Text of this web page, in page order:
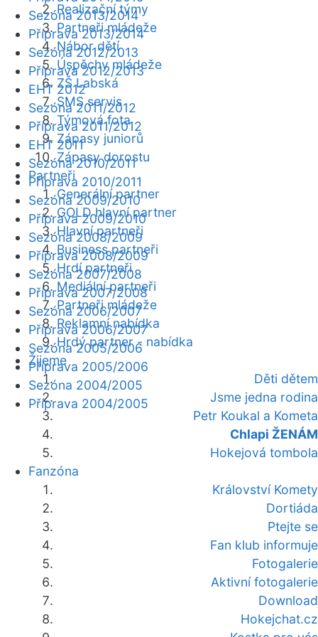
Realizační týmy
Partneři mládeže
Nábor dětí
Úspěchy mládeže
ZŠ Labská
SMS servis
Týmová fota
Zápasy juniorů
Zápasy dorostu
Partneři
Generální partner
GOLD hlavní partner
Hlavní partneři
Business partneři
Hrdí partneři
Mediální partneři
Partneři mládeže
Reklamní nabídka
Hrdý partner - nabídka
Žijeme
Děti dětem
Jsme jedna rodina
Petr Koukal a Kometa
Chlapi ŽENÁM
Hokejová tombola
Fanzóna
Království Komety
Dortiáda
Ptejte se
Fan klub informuje
Fotogalerie
Aktivní fotogalerie
Download
Hokejchat.cz
Sezóna 2013/2014
Příprava 2013/2014
Sezóna 2012/2013
Příprava 2012/2013
EHT 2012
Sezóna 2011/2012
Příprava 2011/2012
EHT 2011
Sezóna 2010/2011
Příprava 2010/2011
Sezóna 2009/2010
Příprava 2009/2010
Sezóna 2008/2009
Příprava 2008/2009
Sezóna 2007/2008
Příprava 2007/2008
Sezóna 2006/2007
Příprava 2006/2007
Sezóna 2005/2006
Příprava 2005/2006
Sezóna 2004/2005
Příprava 2004/2005